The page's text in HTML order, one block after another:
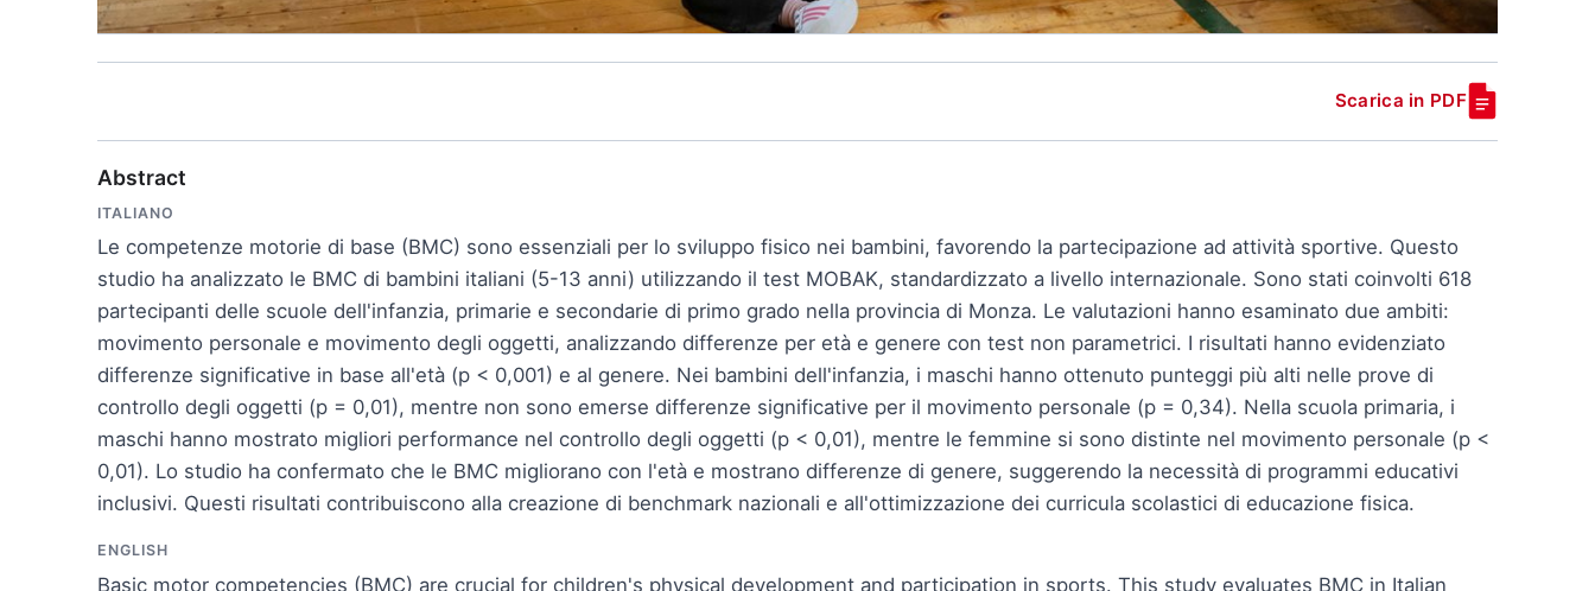
Scarica in PDF
Abstract
ITALIANO
Le competenze motorie di base (BMC) sono essenziali per lo sviluppo fisico nei bambini, favorendo la partecipazione ad attività sportive. Questo
studio ha analizzato le BMC di bambini italiani (5-13 anni) utilizzando il test MOBAK, standardizzato a livello internazionale. Sono stati coinvolti 618
partecipanti delle scuole dell'infanzia, primarie e secondarie di primo grado nella provincia di Monza. Le valutazioni hanno esaminato due ambiti:
movimento personale e movimento degli oggetti, analizzando differenze per età e genere con test non parametrici. I risultati hanno evidenziato
differenze significative in base all'età (p < 0,001) e al genere. Nei bambini dell'infanzia, i maschi hanno ottenuto punteggi più alti nelle prove di
controllo degli oggetti (p = 0,01), mentre non sono emerse differenze significative per il movimento personale (p = 0,34). Nella scuola primaria, i
maschi hanno mostrato migliori performance nel controllo degli oggetti (p < 0,01), mentre le femmine si sono distinte nel movimento personale (p <
0,01). Lo studio ha confermato che le BMC migliorano con l'età e mostrano differenze di genere, suggerendo la necessità di programmi educativi
inclusivi. Questi risultati contribuiscono alla creazione di benchmark nazionali e all'ottimizzazione dei curricula scolastici di educazione fisica.
ENGLISH
Basic motor competencies (BMC) are crucial for children's physical development and participation in sports. This study evaluates BMC in Italian